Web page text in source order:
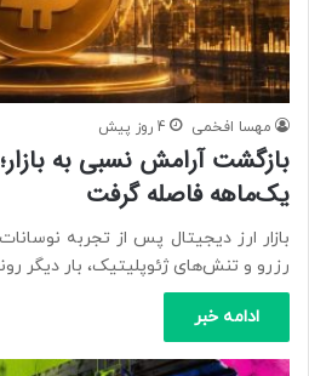
مهسا افخمی 4 روز پیش
بازگشت آرامش نسبی به
یک‌ماهه فاصله گرفت
بازار ارز دیجیتال پس از تجربه
رزرو و تنش‌های ژئوپلیتیک، بار دیگر
ادامه خبر